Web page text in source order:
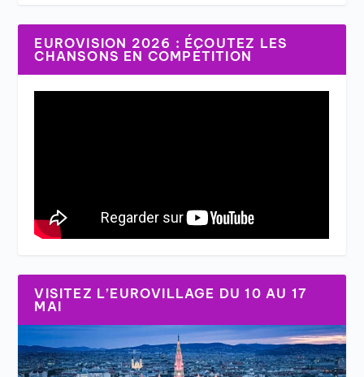
EUROVISION 2026 : ÉCOUTEZ LES
CHANSONS EN COMPÉTITION
VISITEZ L’EUROVILLAGE DU 10 AU 17
MAI